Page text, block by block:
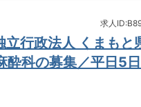
求人
立行政法人 くまもと
酔科の募集／平日5